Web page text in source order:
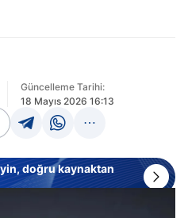
Güncelleme Tarihi:
18 Mayıs 2026 16:13
doğru kaynaktan